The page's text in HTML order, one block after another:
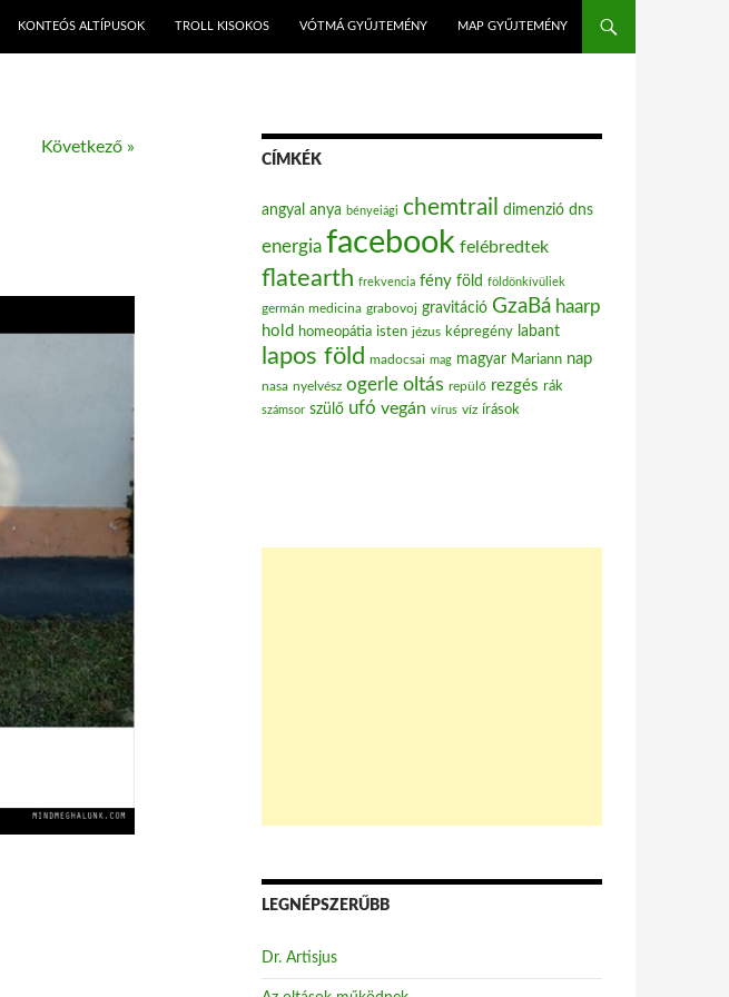
KONTEÓS ALTÍPUSOK TROLL KISOKOS VÓTMÁ GYŰJTEMÉNY MAP GYŰJTEMÉNY
Következő »
CÍMKÉK
angyal anya bényeiági chemtrail dimenzió dns
energia facebook felébredtek
flatearth frekvencia fény föld földönkívüliek
germán medicina grabovoj gravitáció GzaBá haarp
hold homeopátia isten jézus képregény labant
lapos föld madocsai mag magyar Mariann nap
nasa nyelvész ogerle oltás repülő rezgés rák
számsor szülő ufó vegán vírus víz írások
LEGNÉPSZERŰBB
Dr. Artisjus